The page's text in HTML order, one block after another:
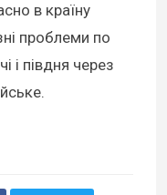
в країну
проблеми по
і півдня через